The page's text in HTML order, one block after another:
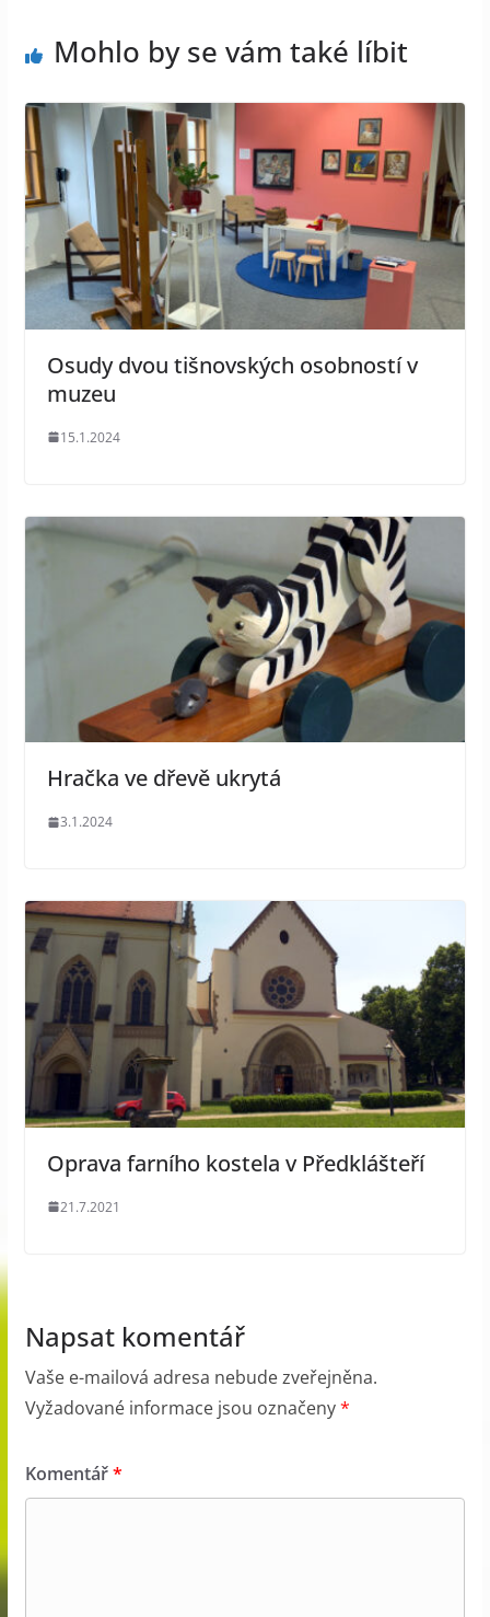
Mohlo by se vám také líbit
Osudy dvou tišnovských osobností v
muzeu
15.1.2024
Hračka ve dřevě ukrytá
3.1.2024
Oprava farního kostela v Předklášteří
21.7.2021
Napsat komentář
Vaše e-mailová adresa nebude zveřejněna.
Vyžadované informace jsou označeny*
Komentář*